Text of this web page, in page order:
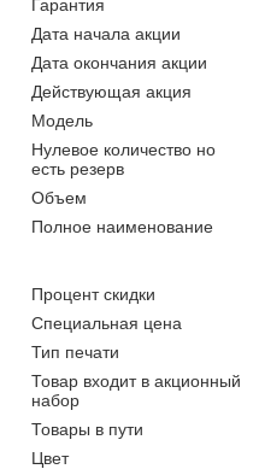
Гарантия
Дата начала акции
Дата окончания акции
Действующая акция
Модель
Нулевое количество но
есть резерв
Объем
Полное наименование
Процент скидки
Специальная цена
Тип печати
Товар входит в акционный
набор
Товары в пути
Цвет